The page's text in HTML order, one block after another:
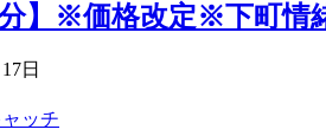
分】※価格改定※下町情
日